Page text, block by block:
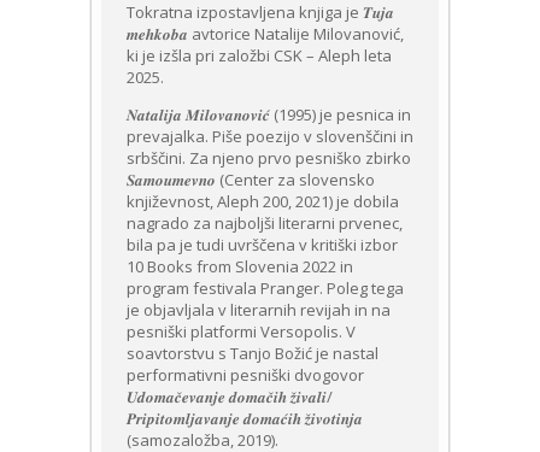
Tokratna izpostavljena knjiga je 𝑻𝒖𝒋𝒂
𝒎𝒆𝒉𝒌𝒐𝒃𝒂 avtorice Natalije Milovanović,
ki je izšla pri založbi CSK – Aleph leta
2025.
𝑵𝒂𝒕𝒂𝒍𝒊𝒋𝒂 𝑴𝒊𝒍𝒐𝒗𝒂𝒏𝒐𝒗𝒊𝒄́ (1995) je pesnica in
prevajalka. Piše poezijo v slovenščini in
srbščini. Za njeno prvo pesniško zbirko
𝑺𝒂𝒎𝒐𝒖𝒎𝒆𝒗𝒏𝒐 (Center za slovensko
književnost, Aleph 200, 2021) je dobila
nagrado za najboljši literarni prvenec,
bila pa je tudi uvrščena v kritiški izbor
10 Books from Slovenia 2022 in
program festivala Pranger. Poleg tega
je objavljala v literarnih revijah in na
pesniški platformi Versopolis. V
soavtorstvu s Tanjo Božić je nastal
performativni pesniški dvogovor
𝑼𝒅𝒐𝒎𝒂𝒄̌𝒆𝒗𝒂𝒏𝒋𝒆 𝒅𝒐𝒎𝒂𝒄̌𝒊𝒉 𝒛̌𝒊𝒗𝒂𝒍𝒊/
𝑷𝒓𝒊𝒑𝒊𝒕𝒐𝒎𝒍𝒋𝒂𝒗𝒂𝒏𝒋𝒆 𝒅𝒐𝒎𝒂𝒄́𝒊𝒉 𝒛̌𝒊𝒗𝒐𝒕𝒊𝒏𝒋𝒂
(samozaložba, 2019).